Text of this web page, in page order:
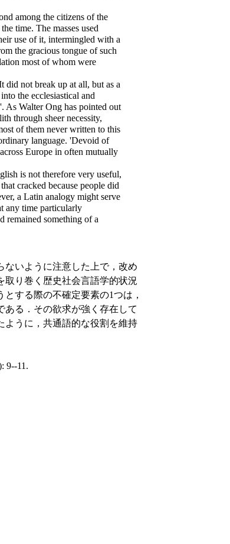
among the citizens of the
time. The masses used
use of it, intermingled with a
the gracious tongue of such
most of whom were
not break up at all, but as a
the ecclesiastical and
As Walter Ong has pointed out
through sheer necessity,
of them never written to this
language. 'Devoid of
Europe in often mutually
is not therefore very useful,
cracked because people did
a Latin analogy might serve
any time particularly
remained something of a
いように注意した上で，改め
取り巻く歴史社会言語学的状況
する際の不確定要素の1つは，
る．その欲求が強く存在して
ように，共通語的な役割を維持
9--11.